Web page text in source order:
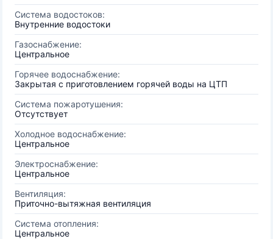
Система водостоков:
Внутренние водостоки
Газоснабжение:
Центральное
Горячее водоснабжение:
Закрытая с приготовлением горячей воды на ЦТП
Система пожаротушения:
Отсутствует
Холодное водоснабжение:
Центральное
Электроснабжение:
Центральное
Вентиляция:
Приточно-вытяжная вентиляция
Система отопления:
Центральное